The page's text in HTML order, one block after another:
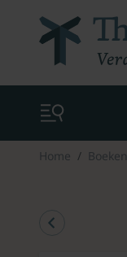
Home Boeken